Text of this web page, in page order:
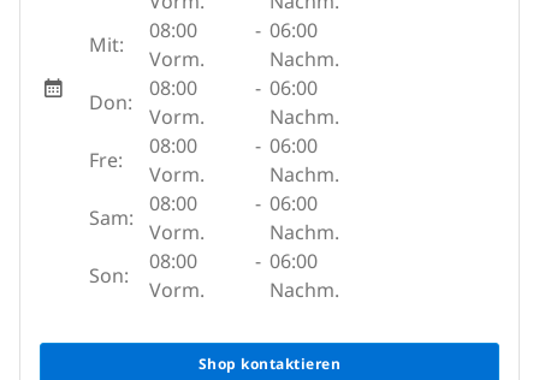
Mit:
08:00
Vorm.
- 06:00
Nachm.
Don:
08:00
Vorm.
- 06:00
Nachm.
Fre:
08:00
Vorm.
- 06:00
Nachm.
Sam:
08:00
Vorm.
- 06:00
Nachm.
Son:
08:00
Vorm.
- 06:00
Nachm.
Shop kontaktieren